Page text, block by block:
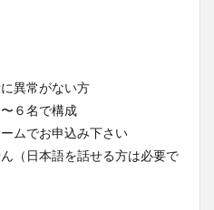
異常がない方
６名で構成
ムでお申込み下さい
（日本語を話せる方は必要で